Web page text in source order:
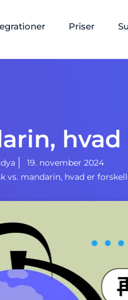
Priser
19. november 2024
vs. mandarin, hvad er